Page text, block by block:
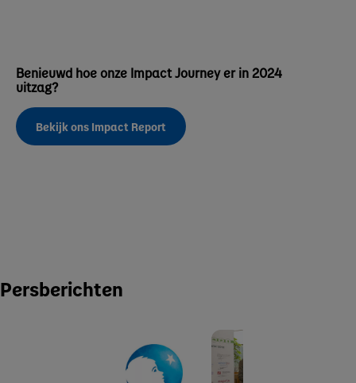
Benieuwd hoe onze Impact Journey er in 2024
uitzag?
Bekijk ons Impact Report
Persberichten